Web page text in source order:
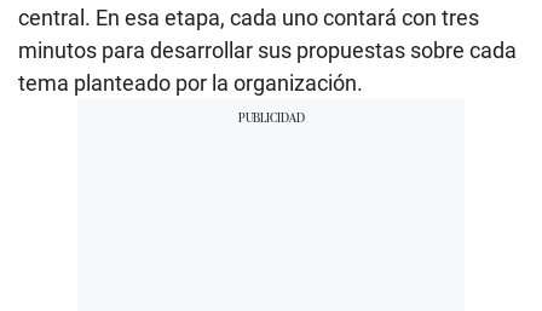
central. En esa etapa, cada uno contará con tres
minutos para desarrollar sus propuestas sobre cada
tema planteado por la organización.